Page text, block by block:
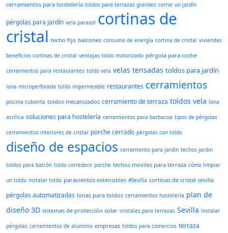
cerramientos para hostelería toldos para terrazas grandes cerrar un jardín
pérgolas para jardín vela parasol cortinas de
cristal techo fijo balcones consumo de energía cortina de cristal viviendas
beneficios cortinas de cristal ventajas toldo motorizado pérgola para coche
cerramientos para restaurantes toldo vela velas tensadas toldos para jardín
lona microperforada toldo impermeable restaurantes cerramientos
piscina cubierta toldos mecanizados cerramiento de terraza toldos vela lona
acrílica soluciones para hostelería cerramientos para barbacoa tipos de pérgolas
cerramientos interiores de cristal porche cerrado pérgolas con toldo
diseño de espacios cerramiento para jardín techos jardin
toldos para balcón toldo corredero porche techos moviles para terraza cómo limpiar
un toldo instalar toldo paravientos extensibles #Sevilla cortinas de cristal sevilla
pérgolas automatizadas lonas para toldos cerramientos hostelería plan de
diseño 3D sistemas de protección solar cristales para terrazas Sevilla instalar
pérgolas cerramientos de aluminio empresas toldos para comercios terraza